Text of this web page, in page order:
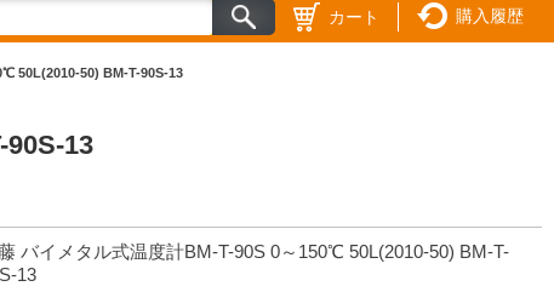
カート 購入履歴
50L(2010-50) BM-T-90S-13
13
バイメタル式温度計BM-T-90S 0～150℃ 50L(2010-50) BM-T-
13